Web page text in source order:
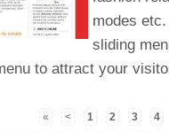
modes
sliding
to attract your
« < 1 2 3 4